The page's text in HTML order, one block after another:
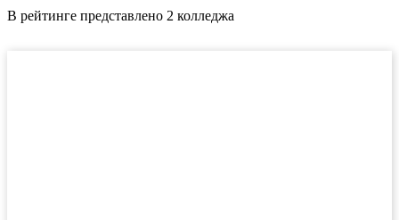
В рейтинге представлено 2 колледжа